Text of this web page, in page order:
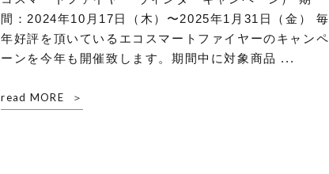
間：2024年10月17日（木）〜2025年1月31日（金） 毎
年好評を頂いているエコスマートファイヤーのキャンペ
ーンを今年も開催致します。期間中に対象商品 ...
read MORE